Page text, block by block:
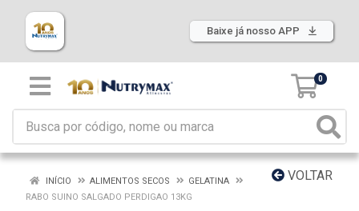
Baixe já nosso APP
0
VOLTAR
INÍCIO ALIMENTOS SECOS
GELATINA
RABO SUINO SALGADO PERDIGAO 13KG